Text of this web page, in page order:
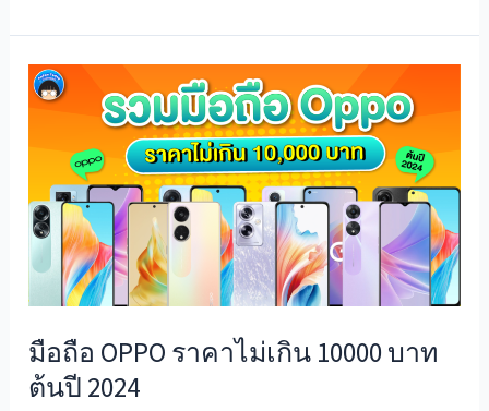
มือถือ OPPO ราคาไม่เกิน 10000 บาท
ต้นปี 2024
มือ
ถือ
ราคา
ไม่
เกิน
10000
ปี
2024